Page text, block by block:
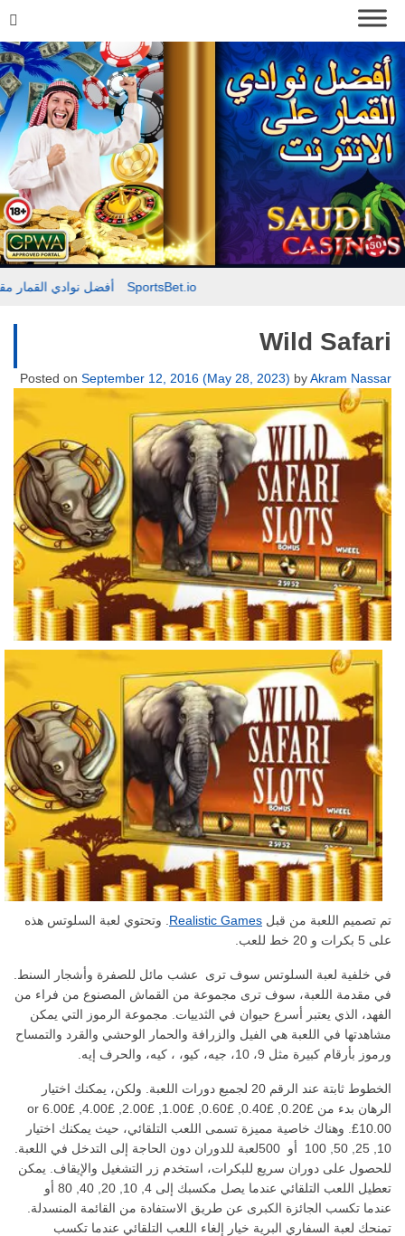
أفضل نوادي القمار مقدمة حول SportsBet.io
Wild Safari
Posted on September 12, 2016 (May 28, 2023) byAkram Nassar
تم تصميم اللعبة من قبل Realistic Games. وتحتوي لعبة السلوتس هذه
على 5 بكرات و 20 خط للعب.
في خلفية لعبة السلوتس سوف ترى عشب مائل للصفرة وأشجار السنط.
في مقدمة اللعبة، سوف ترى مجموعة من القماش المصنوع من فراء من
الفهد، الذي يعتبر أسرع حيوان في الثدييات. مجموعة الرموز التي يمكن
مشاهدتها في اللعبة هي الفيل والزرافة والحمار الوحشي والقرد والتمساح
ورموز بأرقام كبيرة مثل 9، 10، جيه، كيو، ، كيه، والحرف إيه.
الخطوط ثابتة عند الرقم 20 لجميع دورات اللعبة. ولكن، يمكنك اختيار
الرهان بدء من £0.20, £0.40, £0.60, £1.00, £2.00, £4.00, £6.00 or
£10.00. وهناك خاصية مميزة تسمى اللعب التلقائي، حيث يمكنك اختيار
10, 25, 50, 100 أو 500لعبة للدوران دون الحاجة إلى التدخل في اللعبة.
للحصول على دوران سريع للبكرات، استخدم زر التشغيل والإيقاف. يمكن
تعطيل اللعب التلقائي عندما يصل مكسبك إلى 4, 10, 20, 40, 80 أو
عندما تكسب الجائزة الكبرى عن طريق الاستفادة من القائمة المنسدلة.
تمنحك لعبة السفاري البرية خيار إلغاء اللعب التلقائي عندما تكسب